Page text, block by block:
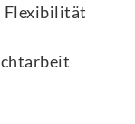
Flexibilität